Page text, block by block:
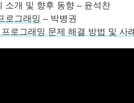
소개 및 향후 동향 – 윤석찬
로그래밍 – 박병권
로그래밍 문제 해결 방법 및 사례